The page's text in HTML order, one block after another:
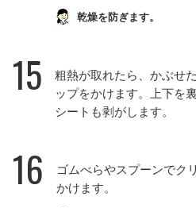
乾燥を防ぎます。
15
粗熱が取れたら、かぶせ
ップをかけます。上下を
シートも剥がします。
16
ゴムべらやスプーンでク
かけます。